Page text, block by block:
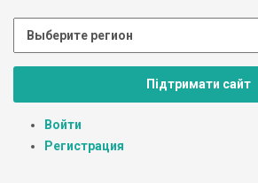
Підтримати сайт
Войти
Регистрация